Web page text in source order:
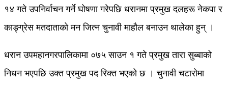
१४ गते उपनिर्वाचन गर्ने घोषणा गरेपछि धरानमा प्रमुख दलहरू नेकपा र
काङ्ग्रेस मतदाताको मन जित्न चुनावी माहौल बनाउन थालेका हुन् ।
धरान उपमहानगरपालिकामा ०७५ साउन १ गते प्रमुख तारा सुब्बाको
निधन भएपछि उक्त प्रमुख पद रिक्त भएको छ । चुनावी चटारोमा